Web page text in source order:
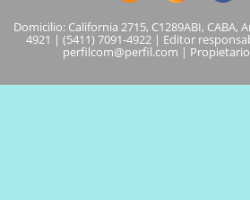
Domicilio: California 2715, C1289ABI, CABA,
4921 | (5411) 7091-4922 | Editor
perfilcom@perfil.com |